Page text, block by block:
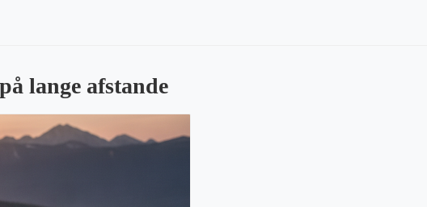
lange afstande